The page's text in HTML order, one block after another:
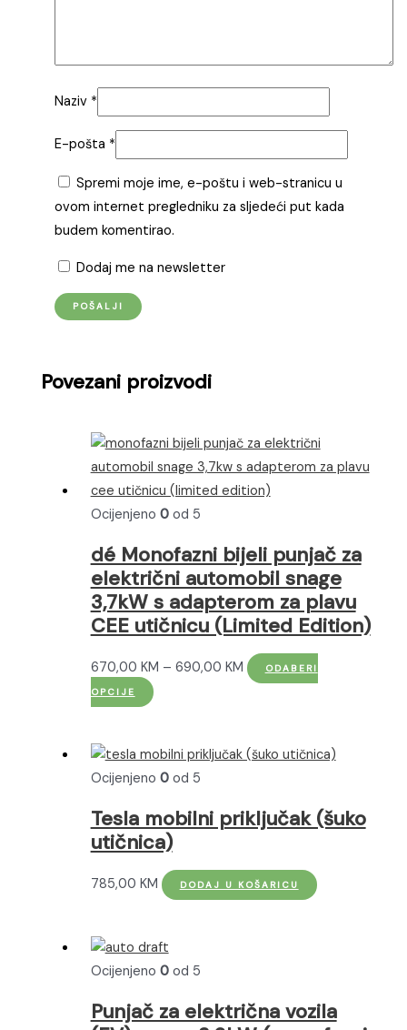
Naziv *
E-pošta *
Spremi moje ime, e-poštu i web-stranicu u
ovom internet pregledniku za sljedeći put kada
budem komentirao.
Dodaj me na newsletter
Povezani proizvodi
Ocijenjeno 0od 5
dé Monofazni bijeli punjač za
električni automobil snage
3,7kW s adapterom za plavu
CEE utičnicu (Limited Edition)
670,00 KM – 690,00 KMRaspon
do
ODABERI
OPCIJE
Ovaj
više
varijanti.
Opcije
se
mogu
odabrati
proizvoda
Ocijenjeno 0od 5
Tesla mobilni priključak (šuko
utičnica)
785,00 KM DODAJ U KOŠARICU
Ocijenjeno 0od 5
Punjač za električna vozila